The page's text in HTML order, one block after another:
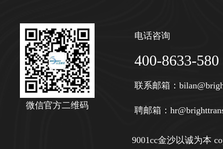
微信官方二维码
电话咨询
400-8633-580
联系邮箱：
聘邮箱：
9001cc金沙以诚为本